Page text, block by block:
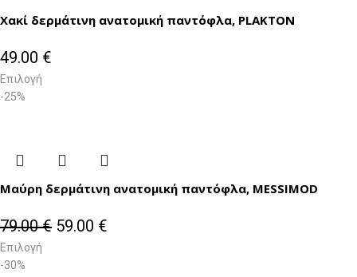
Χακί δερμάτινη ανατομική παντόφλα, PLAKTON
49.00 €
Επιλογή
-25%
Μαύρη δερμάτινη ανατομική παντόφλα, MESSIMOD
79.00€ 59.00 €
Επιλογή
-30%